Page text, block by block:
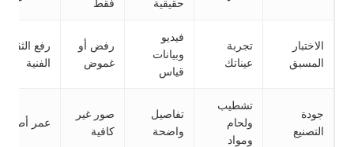
حقيقية
فقط
الاختبار
المسبق
تجربة
عيناتك
فيديو
وبيانات
قياس
رفض أو
غموض
رفع الثقة
الفنية
جودة
التصنيع
تشطيب
ولحام
ومواد
تفاصيل
واضحة
صور غير
كافية
عمر أطول